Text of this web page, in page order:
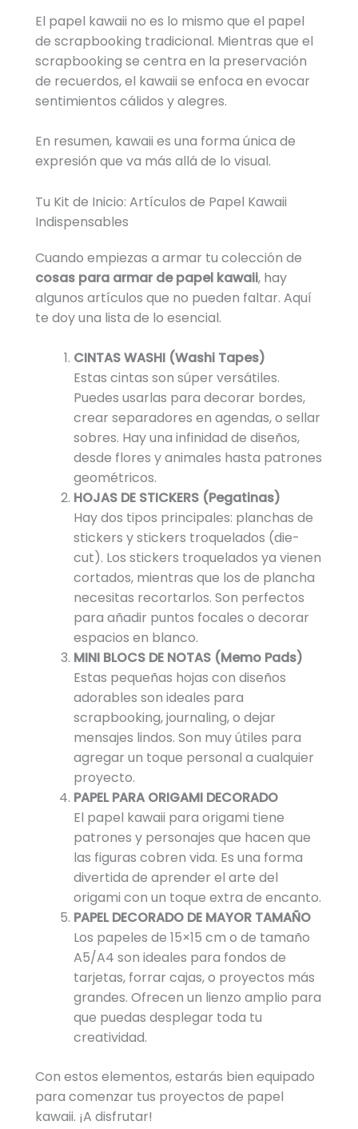
El papel kawaii no es lo mismo que el papel
de scrapbooking tradicional. Mientras que el
scrapbooking se centra en la preservación
de recuerdos, el kawaii se enfoca en evocar
sentimientos cálidos y alegres.
En resumen, kawaii es una forma única de
expresión que va más allá de lo visual.
Tu Kit de Inicio: Artículos de Papel Kawaii
Indispensables
Cuando empiezas a armar tu colección de
cosas para armar de papel kawaii, hay
algunos artículos que no pueden faltar. Aquí
te doy una lista de lo esencial.
CINTAS WASHI (Washi Tapes)
Estas cintas son súper versátiles.
Puedes usarlas para decorar bordes,
crear separadores en agendas, o sellar
sobres. Hay una infinidad de diseños,
desde flores y animales hasta patrones
geométricos.
HOJAS DE STICKERS (Pegatinas)
Hay dos tipos principales: planchas de
stickers y stickers troquelados (die-
cut). Los stickers troquelados ya vienen
cortados, mientras que los de plancha
necesitas recortarlos. Son perfectos
para añadir puntos focales o decorar
espacios en blanco.
MINI BLOCS DE NOTAS (Memo Pads)
Estas pequeñas hojas con diseños
adorables son ideales para
scrapbooking, journaling, o dejar
mensajes lindos. Son muy útiles para
agregar un toque personal a cualquier
proyecto.
PAPEL PARA ORIGAMI DECORADO
El papel kawaii para origami tiene
patrones y personajes que hacen que
las figuras cobren vida. Es una forma
divertida de aprender el arte del
origami con un toque extra de encanto.
PAPEL DECORADO DE MAYOR TAMAÑO
Los papeles de 15×15 cm o de tamaño
A5/A4 son ideales para fondos de
tarjetas, forrar cajas, o proyectos más
grandes. Ofrecen un lienzo amplio para
que puedas desplegar toda tu
creatividad.
Con estos elementos, estarás bien equipado
para comenzar tus proyectos de papel
kawaii. ¡A disfrutar!